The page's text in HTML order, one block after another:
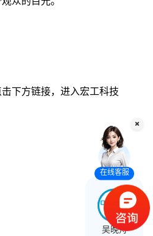
下方链接，进入宏工科技
在线客服
吴晚舟